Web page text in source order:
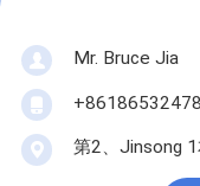
Mr. Bruce Jia
第2、Jinsong